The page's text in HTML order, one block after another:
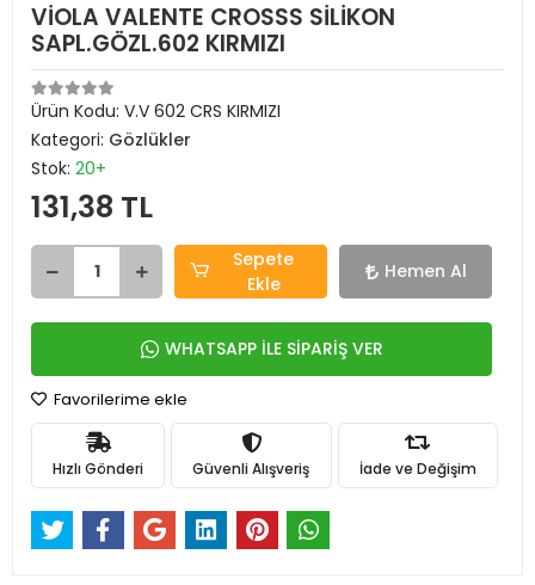
VİOLA VALENTE CROSSS SİLİKON
SAPL.GÖZL.602 KIRMIZI
Ürün Kodu: V.V 602 CRS KIRMIZI
Kategori: Gözlükler
Stok: 20+
131,38 TL
Sepete
Ekle
Hemen Al
WHATSAPP İLE SİPARİŞ VER
Favorilerime ekle
Hızlı Gönderi Güvenli Alışveriş İade ve Değişim